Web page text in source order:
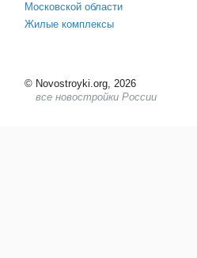
Московской области
Жилые комплексы
© Novostroyki.org, 2026
все новостройки России